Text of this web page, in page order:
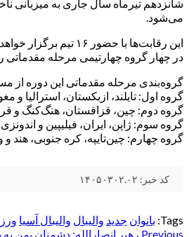
شانزدهم تیرماه سال جاری به میزبانی
می‌شود.
این رقابت‌ها با حضور ۱۶
در چهار گروه چهارتیمی مرحله مقدماتی
گروه‌بندی مرحله مقدماتی این دوره از
گروه اول: تایلند، ازبکستان، استرالیا و
گروه دوم: چین، قزاقستان، هنگ‌کنگ و
گروه سوم: ژاپن، ایران، فیلیپین و اندونزی
گروه چهارم: چین‌تایپه، کره جنوبی، هند و
کد خبر: ۱۴۰۵۰۳۰۲.۰۲
Tags: بانوان جدید والیبال والیبال آسیا
Previous رهبر انصارالله: دشمنان یمن